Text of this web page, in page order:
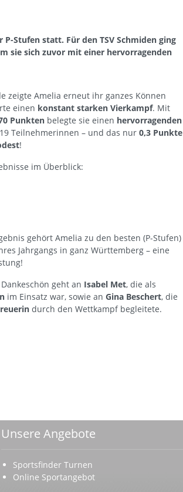
Stufen statt. Für den TSV Schmiden ging
sie sich zuvor mit einer hervorragenden
zeigte Amelia erneut ihr ganzes Können
einen konstant starken Vierkampf. Mit
Punkten belegte sie einen hervorragenden
Teilnehmerinnen – und das nur 0,3 Punkte
!
im Überblick:
gehört Amelia zu den besten (P-Stufen)
Jahrgangs in ganz Württemberg – eine
geht an Isabel Met, die als
im Einsatz war, sowie an Gina Beschert, die
durch den Wettkampf begleitete.
Unsere Angebote
Sportsfinder Turnen
Online Sportangebot